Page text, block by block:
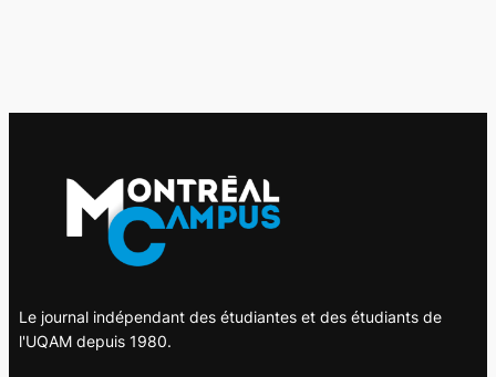
Le journal indépendant des étudiantes et des étudiants de
l'UQAM depuis 1980.